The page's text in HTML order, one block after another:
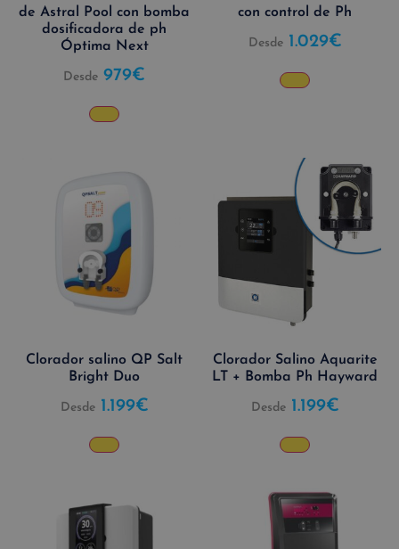
de Astral Pool con bomba
dosificadora de ph
Óptima Next
Desde 979€
con control de Ph
Desde 1.029€
Clorador salino QP Salt
Bright Duo
Desde 1.199€
Clorador Salino Aquarite
LT + Bomba Ph Hayward
Desde 1.199€